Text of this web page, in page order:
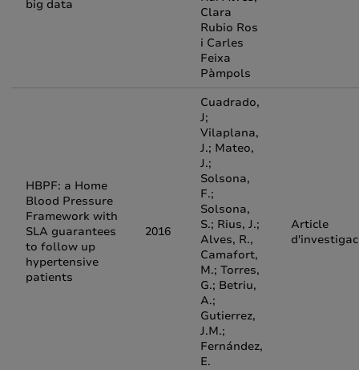
big data
Clara
Rubio Ros
i Carles
Feixa
Pàmpols
HBPF: a Home
Blood Pressure
Framework with
SLA guarantees
to follow up
hypertensive
patients
2016
Cuadrado,
J;
Vilaplana,
J.; Mateo,
J.;
Solsona,
F.;
Solsona,
S.; Rius, J.;
Alves, R.,
Camafort,
M.; Torres,
G.; Betriu,
A.;
Gutierrez,
J.M.;
Fernández,
E.
Article